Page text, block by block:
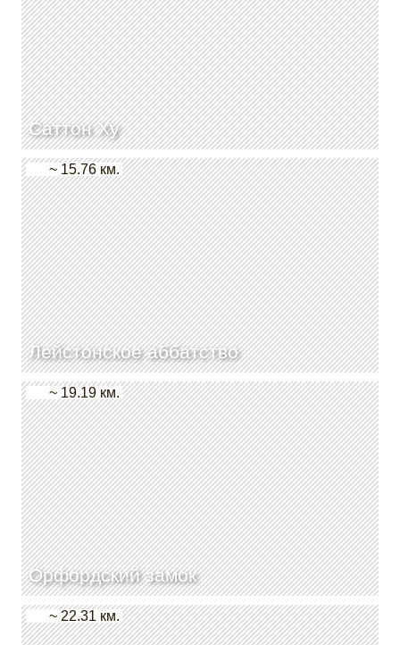
Саттон Ху
Лейстонское аббатство
~ 15.76 км.
Орфордский замок
~ 19.19 км.
~ 22.31 км.